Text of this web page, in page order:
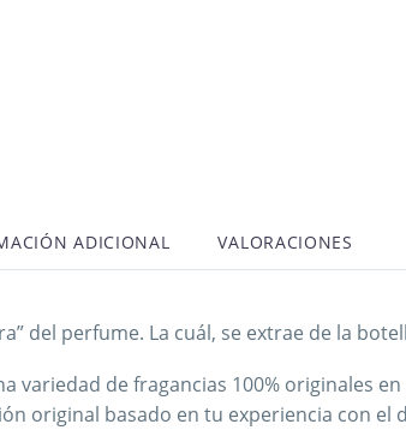
ADICIONAL VALORACIONES
del perfume. La cuál, se extrae de la
variedad de fragancias 100% originales
original basado en tu experiencia con el